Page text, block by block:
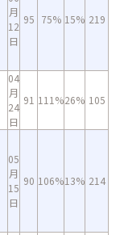
月
12
日
95 75% 15% 219
04
月
24
日
91 111%26% 105
05
月
15
日
90 106%13% 214